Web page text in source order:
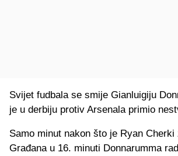
Svijet fudbala se smije Gianluigiju
je u derbiju protiv Arsenala primio
Samo minut nakon što je Ryan
Građana u 16. minuti Donnarumma